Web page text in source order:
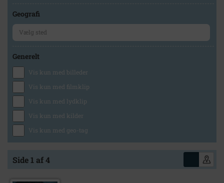
Geografi
Generelt
Vis kun med billeder
Vis kun med filmklip
Vis kun med lydklip
Vis kun med kilder
Vis kun med geo-tag
Side 1 af 4